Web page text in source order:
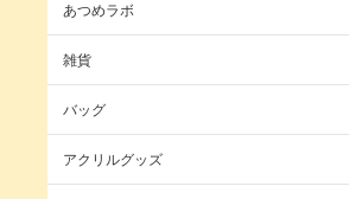
あつめラボ
雑貨
バッグ
アクリルグッズ